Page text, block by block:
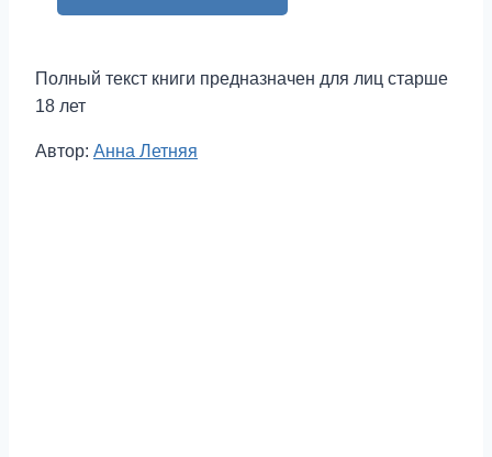
Полный текст книги предназначен для лиц старше
18 лет
Метки
Автор: Анна Летняя